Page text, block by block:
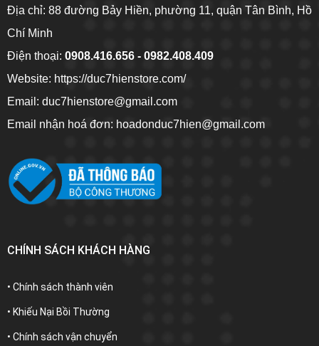
Địa chỉ: 88 đường Bảy Hiền, phường 11, quận Tân Bình, Hồ
Chí Minh
Điện thoại: 0908.416.656 - 0982.408.409
Website: https://duc7hienstore.com/
Email: duc7hienstore@gmail.com
Email nhận hoá đơn: hoadonduc7hien@gmail.com
CHÍNH SÁCH KHÁCH HÀNG
• Chính sách thành viên
• Khiếu Nại Bồi Thường
• Chính sách vận chuyển